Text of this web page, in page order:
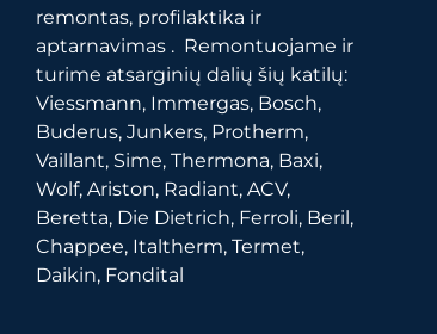
remontas, profilaktika ir
aptarnavimas . Remontuojame ir
turime atsarginių dalių šių katilų:
Viessmann, Immergas, Bosch,
Buderus, Junkers, Protherm,
Vaillant, Sime, Thermona, Baxi,
Wolf, Ariston, Radiant, ACV,
Beretta, Die Dietrich, Ferroli, Beril,
Chappee, Italtherm, Termet,
Daikin, Fondital